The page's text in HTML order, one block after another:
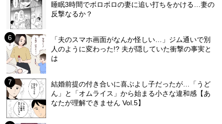
睡眠3時間でボロボロの妻に追い打ちをかける…妻の
反撃なるか？
「夫のスマホ画面がなんか怪しい…」ジム通いで別
人のように変わった!? 夫が隠していた衝撃の事実と
は
結婚前提の付き合いに喜ぶよし子だったが…「うど
ん」と「オムライス」から始まる小さな違和感【あ
なたが理解できません Vol.5】